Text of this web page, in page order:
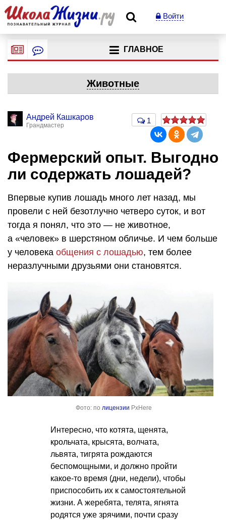
Войти
ГЛАВНОЕ
Животные
Андрей Кашкаров
Грандмастер
1
Фермерский опыт. Выгодно
ли содержать лошадей?
Впервые купив лошадь много лет назад, мы
провели с ней безотлучно четверо суток, и вот
тогда я понял, что это — не животное,
а «человек» в шерстяном обличье. И чем больше
у человека общения с лошадью, тем более
неразлучными друзьями они становятся.
Фото: по лицензии PxHere
Интересно, что котята, щенята,
крольчата, крысята, волчата,
львята, тигрята рождаются
беспомощными, и должно пройти
какое-то время (дни, недели), чтобы
приспособить их к самостоятельной
жизни. А жеребята, телята, ягнята
родятся уже зрячими, почти сразу